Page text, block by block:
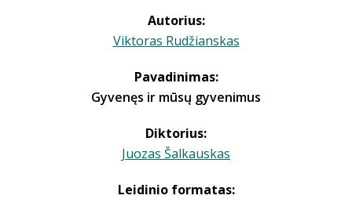
Autorius:
Viktoras Rudžianskas
Pavadinimas:
Gyvenęs ir mūsų gyvenimus
Diktorius:
Juozas Šalkauskas
Leidinio formatas: